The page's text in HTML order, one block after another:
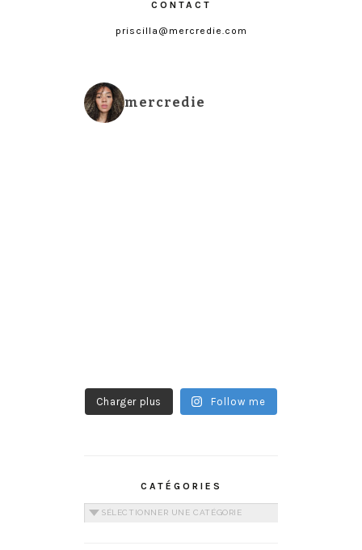
CONTACT
priscilla@mercredie.com
mercredie
Charger plus Follow me
CATÉGORIES
Catégories